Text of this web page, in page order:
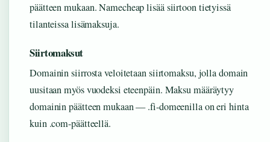
päätteen mukaan. Namecheap lisää siirtoon tietyissä
tilanteissa lisämaksuja.
Siirtomaksut
Domainin siirrosta veloitetaan siirtomaksu, jolla domain
uusitaan myös vuodeksi eteenpäin. Maksu määräytyy
domainin päätteen mukaan — .fi-domeenilla on eri hinta
kuin .com-päätteellä.